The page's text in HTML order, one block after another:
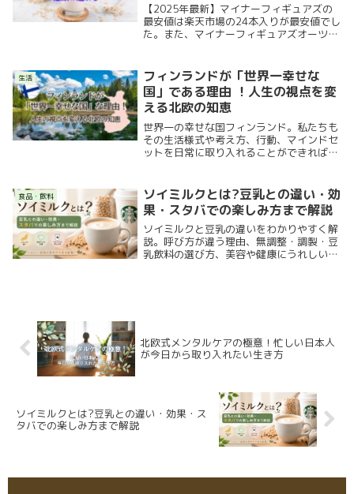
【2025年最新】マイナーフィギュアズの
最安値は楽天市場の24本入りが最安値でし
た。また、マイナーフィギュアズオーツミ
価が安いとしても送料がかかることがある
ので、要注意です。
生活
フィンランドが「世界一幸せな
国」である理由 ！人生の視点を変
える北欧の知恵
世界一の幸せな国フィンランド。私たちも
その生活様式や考え方、行動、マインドセ
ットを日常に取り入れることができれば、
ュニティのあり方、サウナや自然と触れ合
うリラックス方法など学んでみましょう！
食品・飲料
ソイミルクとは?豆乳との違い・効
果・スタバでの楽しみ方まで解説
ソイミルクと豆乳の違いをわかりやすく解
説。呼び方が違う理由、無調整・調製・豆
乳飲料の選び方、美容や健康にうれしい効
北欧式メンタルケアの極意！忙しい日本人
が今日から取り入れたい生き方
ソイミルクとは?豆乳との違い・効果・ス
タバでの楽しみ方まで解説